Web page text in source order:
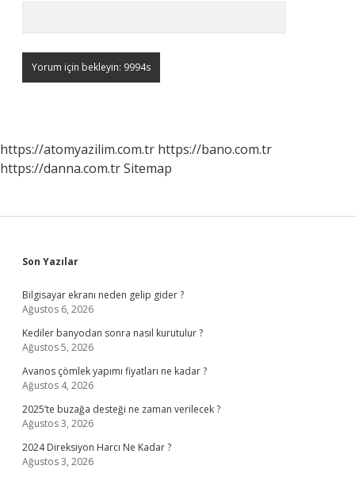
https://atomyazilim.com.tr https://bano.com.tr
https://danna.com.trSitemap
Sidebar
Son Yazılar
Bilgisayar ekranı neden gelip gider ?
Ağustos 6, 2026
Kediler banyodan sonra nasıl kurutulur ?
Ağustos 5, 2026
Avanos çömlek yapımı fiyatları ne kadar ?
Ağustos 4, 2026
2025’te buzağa desteği ne zaman verilecek ?
Ağustos 3, 2026
2024 Direksiyon Harcı Ne Kadar ?
Ağustos 3, 2026